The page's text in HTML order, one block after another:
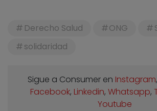
Derecho Salud ONG
solidaridad
Sigue a Consumer en Instagram,
Facebook, Linkedin, Whatsapp,
Youtube